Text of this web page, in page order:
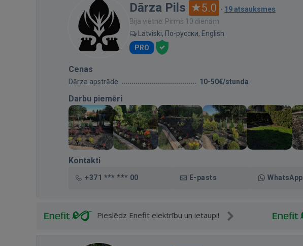
Dārza Pils 5.0 · 19 atsauksmes
Bija vietnē: Pirms 10 dienām
Latviski, По-русски, English
PRO
Cenas
Dārza apstrāde 10-50€/stunda
Darbu piemēri
Kontakti
+371 *** *** 00 E-pasts WhatsApp
Pieslēdz Enefit elektrību un ietaupi!